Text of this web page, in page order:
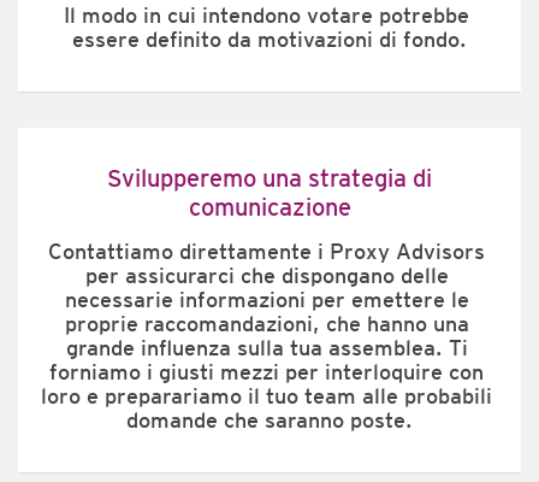
Il modo in cui intendono votare potrebbe
essere definito da motivazioni di fondo.
Svilupperemo una strategia di
comunicazione
Contattiamo direttamente i Proxy Advisors
per assicurarci che dispongano delle
necessarie informazioni per emettere le
proprie raccomandazioni, che hanno una
grande influenza sulla tua assemblea. Ti
forniamo i giusti mezzi per interloquire con
loro e preparariamo il tuo team alle probabili
domande che saranno poste.